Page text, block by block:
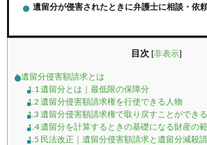
遺留分が侵害されたときに弁護士に相談・依
目次 [非表示]
1遺留分侵害額請求とは
1.1 遺留分とは｜最低限の保障分
1.2 遺留分侵害額請求権を行使できる人物
1.3 遺留分侵害額請求権で取り戻すことができ
1.4遺留分を計算するときの基礎になる財産の
1.5 民法改正｜遺留分侵害額請求と遺留分減殺